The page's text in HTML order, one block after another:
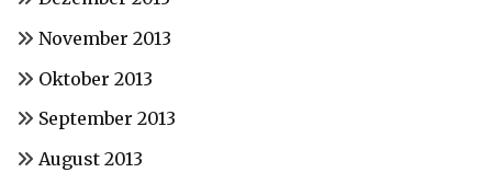
November 2013
Oktober 2013
September 2013
August 2013